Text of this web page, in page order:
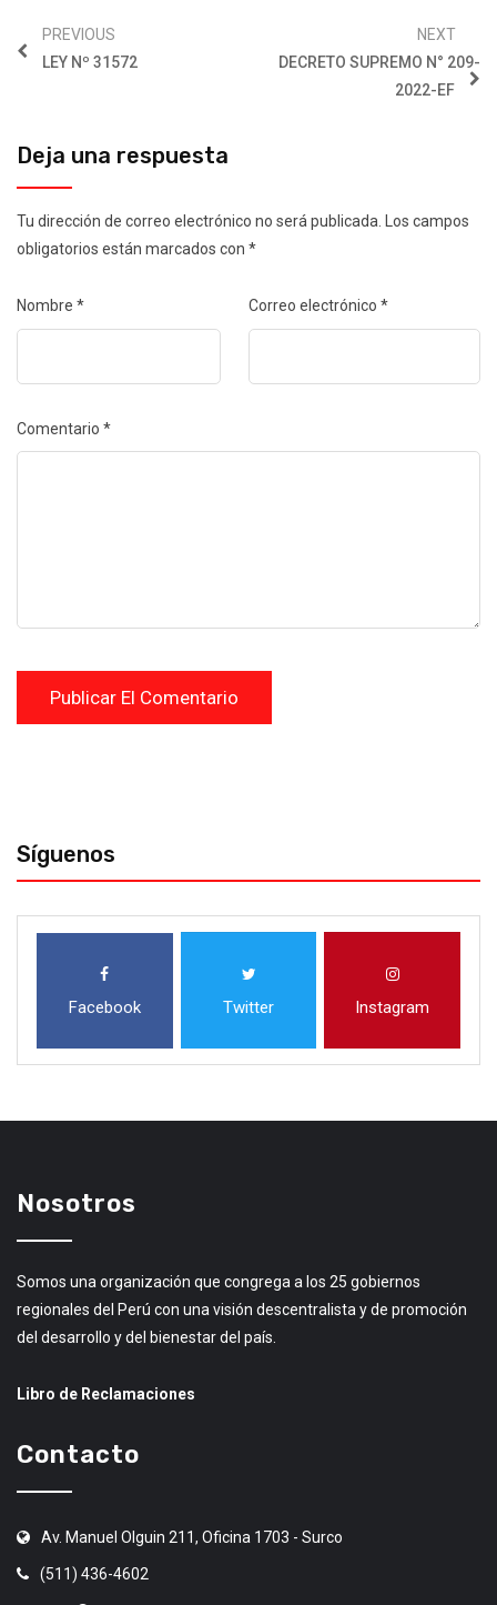
PREVIOUS
LEY Nº 31572
NEXT
DECRETO SUPREMO N° 209-
2022-EF
Deja una respuesta
Tu dirección de correo electrónico no será publicada.
Los campos
obligatorios están marcados con *
Nombre * Correo electrónico *
Comentario *
Síguenos
Facebook Twitter Instagram
Nosotros
Somos una organización que congrega a los 25 gobiernos
regionales del Perú con una visión descentralista y de promoción
del desarrollo y del bienestar del país.
Libro de Reclamaciones
Contacto
Av. Manuel Olguin 211, Oficina 1703 - Surco
(511) 436-4602